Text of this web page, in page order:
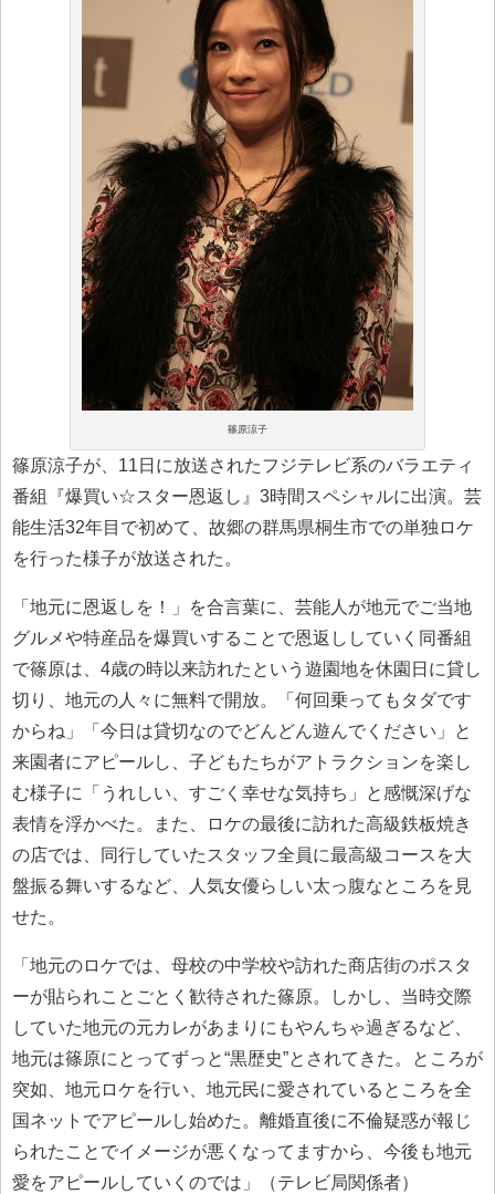
篠原涼子
篠原涼子が、11日に放送されたフジテレビ系のバラエティ
番組『爆買い☆スター恩返し』3時間スペシャルに出演。芸
能生活32年目で初めて、故郷の群馬県桐生市での単独ロケ
を行った様子が放送された。
「地元に恩返しを！」を合言葉に、芸能人が地元でご当地
グルメや特産品を爆買いすることで恩返ししていく同番組
で篠原は、4歳の時以来訪れたという遊園地を休園日に貸し
切り、地元の人々に無料で開放。「何回乗ってもタダです
からね」「今日は貸切なのでどんどん遊んでください」と
来園者にアピールし、子どもたちがアトラクションを楽し
む様子に「うれしい、すごく幸せな気持ち」と感慨深げな
表情を浮かべた。また、ロケの最後に訪れた高級鉄板焼き
の店では、同行していたスタッフ全員に最高級コースを大
盤振る舞いするなど、人気女優らしい太っ腹なところを見
せた。
「地元のロケでは、母校の中学校や訪れた商店街のポスタ
ーが貼られことごとく歓待された篠原。しかし、当時交際
していた地元の元カレがあまりにもやんちゃ過ぎるなど、
地元は篠原にとってずっと“黒歴史”とされてきた。ところが
突如、地元ロケを行い、地元民に愛されているところを全
国ネットでアピールし始めた。離婚直後に不倫疑惑が報じ
られたことでイメージが悪くなってますから、今後も地元
愛をアピールしていくのでは」（テレビ局関係者）